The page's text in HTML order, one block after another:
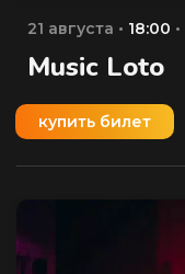
21 августа • 18:00 •
Music Loto
купить билет